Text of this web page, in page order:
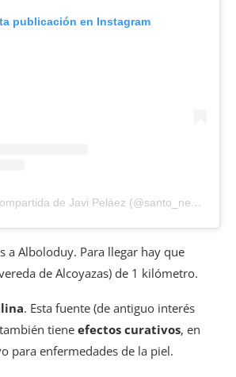
publicación en Instagram
Una publicación compartida de Javi Peláez (@santo_negro)
a Alboloduy. Para llegar hay que
de Alcoyazas) de 1 kilómetro.
. Esta fuente (de antiguo interés
tiene efectos curativos, en
para enfermedades de la piel.